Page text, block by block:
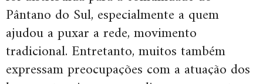
Pântano do Sul, especialmente a quem
ajudou a puxar a rede, movimento
tradicional. Entretanto, muitos também
expressam preocupações com a atuação dos